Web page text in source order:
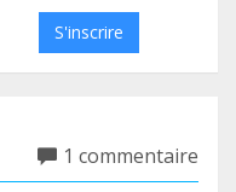
S'inscrire
1 commentaire